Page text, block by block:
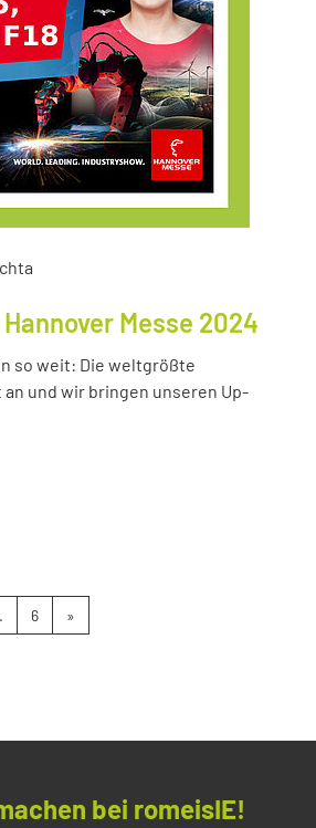
Messe 2024
so weit: Die weltgrößte
und wir bringen unseren Up-
6 »
bei romeisIE!